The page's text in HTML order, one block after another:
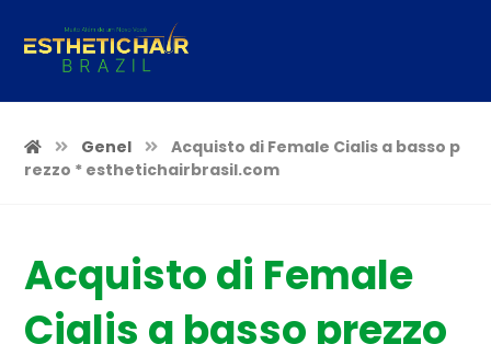
Genel
Acquisto di Female Cialis a basso p
rezzo * esthetichairbrasil.com
Acquisto di Female
Cialis a basso prezzo